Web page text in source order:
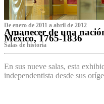
De enero de 2011 a abril de 2012
Amanecer de una
México, 1765-1836
Salas de historia
En sus nueve salas, esta
independentista desde sus